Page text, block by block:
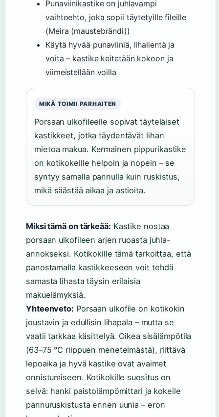
Punaviinikastike on juhlavampi
vaihtoehto, joka sopii täytetyille fileille
(Meira (maustebrändi))
Käytä hyvää punaviiniä, lihalientä ja
voita – kastike keitetään kokoon ja
viimeistellään voilla
MIKÄ TOIMII PARHAITEN
Porsaan ulkofileelle sopivat täyteläiset
kastikkeet, jotka täydentävät lihan
mietoa makua. Kermainen pippurikastike
on kotikokeille helpoin ja nopein – se
syntyy samalla pannulla kuin ruskistus,
mikä säästää aikaa ja astioita.
Miksi tämä on tärkeää: Kastike nostaa
porsaan ulkofileen arjen ruoasta juhla-
annokseksi. Kotikokille tämä tarkoittaa, että
panostamalla kastikkeeseen voit tehdä
samasta lihasta täysin erilaisia
makuelämyksiä.
Yhteenveto: Porsaan ulkofile on kotikokin
joustavin ja edullisin lihapala – mutta se
vaatii tarkkaa käsittelyä. Oikea sisälämpötila
(63–75 °C riippuen menetelmästä), riittävä
lepoaika ja hyvä kastike ovat avaimet
onnistumiseen. Kotikokille suositus on
selvä: hanki paistolämpömittari ja kokeile
pannuruskistusta ennen uunia – eron